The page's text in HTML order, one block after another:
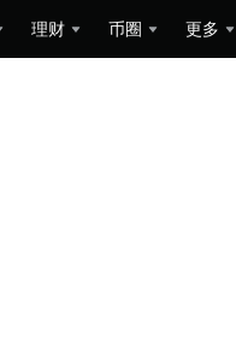
理财 币圈 更多